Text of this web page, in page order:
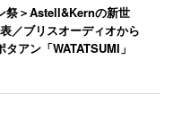
祭＞Astell&Kernの新世
／ブリスオーディオから
アン「WATATSUMI」